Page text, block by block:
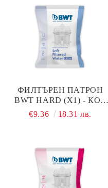
ФИЛТЪРЕН ПАТРОН
BWT HARD (X1) - КОД
В735
€9.36 18.31 лв.